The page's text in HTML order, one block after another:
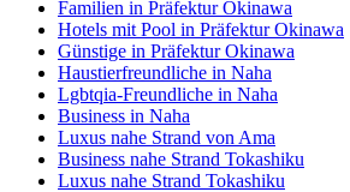
Familien in Präfektur Okinawa
Hotels mit Pool in Präfektur Okinawa
Günstige in Präfektur Okinawa
Haustierfreundliche in Naha
Lgbtqia-Freundliche in Naha
Business in Naha
Luxus nahe Strand von Ama
Business nahe Strand Tokashiku
Luxus nahe Strand Tokashiku